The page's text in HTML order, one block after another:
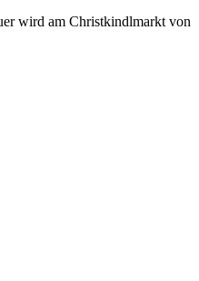
wird am Christkindlmarkt von